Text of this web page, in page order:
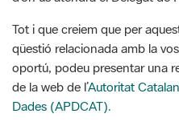
oportú, podeu presentar una
de la web de l’Autoritat
Dades (APDCAT).